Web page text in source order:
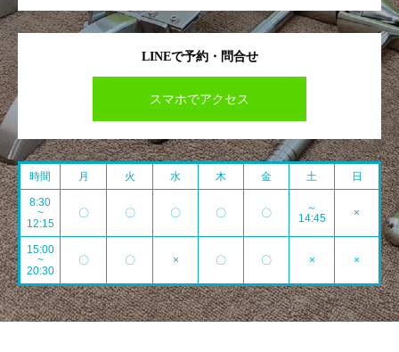
LINEで予約・問合せ
スマホでアクセス
時間 月 火 水 木 金 土 日
8:30
~
12:15
〇 〇 〇 〇 〇
～
14:45
×
15:00
~
20:30
〇 〇 × 〇 〇 × ×